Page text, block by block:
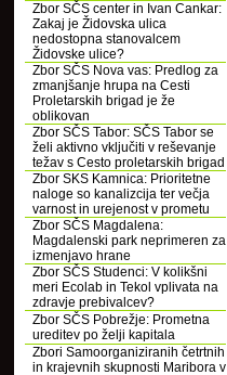
Zbor SČS center in Ivan Cankar:
Zakaj je Židovska ulica
nedostopna stanovalcem
Židovske ulice?
Zbor SČS Nova vas: Predlog za
zmanjšanje hrupa na Cesti
Proletarskih brigad je že
oblikovan
Zbor SČS Tabor: SČS Tabor se
želi aktivno vključiti v reševanje
težav s Cesto proletarskih brigad
Zbor SKS Kamnica: Prioritetne
naloge so kanalizcija ter večja
varnost in urejenost v prometu
Zbor SČS Magdalena:
Magdalenski park neprimeren za
izmenjavo hrane
Zbor SČS Studenci: V kolikšni
meri Ecolab in Tekol vplivata na
zdravje prebivalcev?
Zbor SČS Pobrežje: Prometna
ureditev po želji kapitala
Zbori Samoorganiziranih četrtnih
in krajevnih skupnosti Maribora v